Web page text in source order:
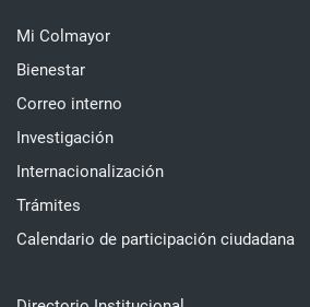
Mi Colmayor
Bienestar
Correo interno
Investigación
Internacionalización
Trámites
Calendario de participación ciudadana